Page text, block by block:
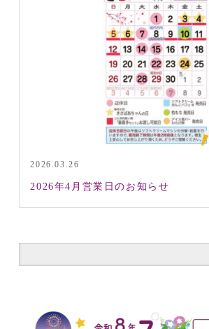
2026.03.26
2026年4月営業日のお知らせ